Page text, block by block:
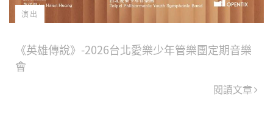
演出
《英雄傳說》-2026台北愛樂少年管樂團定期音樂
會
閱讀文章